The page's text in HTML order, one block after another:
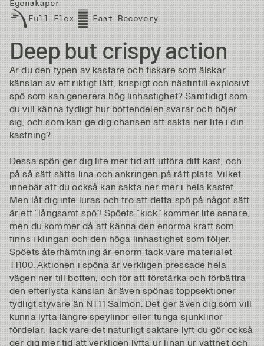
Egenskaper
Full Flex
Fast Recovery
Deep but crispy action
Är du den typen av kastare och fiskare som älskar
känslan av ett riktigt lätt, krispigt och nästintill explosivt
spö som kan generera hög linhastighet? Samtidigt som
du vill känna tydligt hur bottendelen svarar och böjer
sig, och som kan ge dig chansen att sakta ner lite i din
kastning?
Dessa spön ger dig lite mer tid att utföra ditt kast, och
på så sätt sätta lina och ankringen på rätt plats. Vilket
innebär att du också kan sakta ner mer i hela kastet.
Men låt dig inte luras och tro att detta spö på något sätt
är ett “långsamt spö”! Spöets “kick” kommer lite senare,
men du kommer då att känna den enorma kraft som
finns i klingan och den höga linhastighet som följer.
Spöets återhämtning är enorm tack vare materialet
T1100. Aktionen i spöna är verkligen pressade hela
vägen ner till botten, och för att förstärka och förbättra
den efterlysta känslan är även spönas toppsektioner
tydligt styvare än NT11 Salmon. Det ger även dig som vill
kunna lyfta längre speylinor eller tunga sjunklinor
fördelar. Tack vare det naturligt saktare lyft du gör också
ger dig mer tid att verkligen lyfta ur linan ur vattnet och